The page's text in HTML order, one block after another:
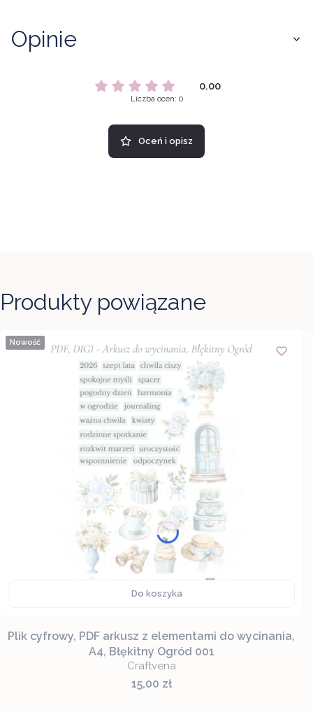
Opinie
0.00
Liczba ocen: 0
Oceń i opisz
Produkty powiązane
Nowość
Do koszyka
Plik cyfrowy, PDF arkusz z elementami do wycinania,
A4, Błękitny Ogród 001
Craftvena
Cena
15,00 zł